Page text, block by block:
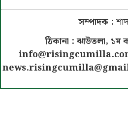
সম্পাদক :
ঠিকানা : ঝাউতলা,